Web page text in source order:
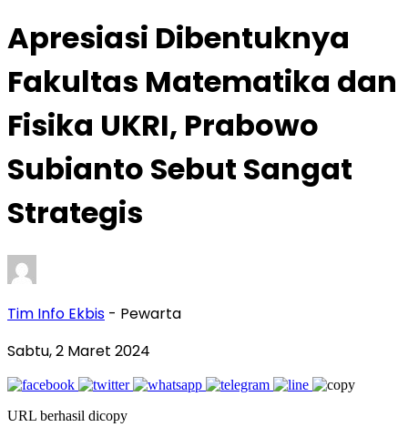
Apresiasi Dibentuknya
Fakultas Matematika dan
Fisika UKRI, Prabowo
Subianto Sebut Sangat
Strategis
Tim Info Ekbis - Pewarta
Sabtu, 2 Maret 2024
URL berhasil dicopy